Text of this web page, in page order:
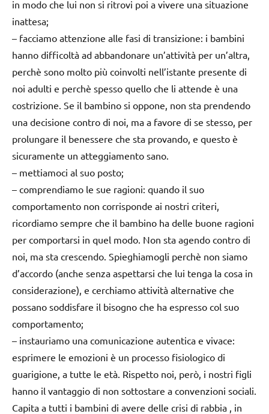
in modo che lui non si ritrovi poi a vivere una situazione
inattesa;
– facciamo attenzione alle fasi di transizione: i bambini
hanno difficoltà ad abbandonare un’attività per un’altra,
perchè sono molto più coinvolti nell’istante presente di
noi adulti e perchè spesso quello che li attende è una
costrizione. Se il bambino si oppone, non sta prendendo
una decisione contro di noi, ma a favore di se stesso, per
prolungare il benessere che sta provando, e questo è
sicuramente un atteggiamento sano.
– mettiamoci al suo posto;
– comprendiamo le sue ragioni: quando il suo
comportamento non corrisponde ai nostri criteri,
ricordiamo sempre che il bambino ha delle buone ragioni
per comportarsi in quel modo. Non sta agendo contro di
noi, ma sta crescendo. Spieghiamogli perchè non siamo
d’accordo (anche senza aspettarsi che lui tenga la cosa in
considerazione), e cerchiamo attività alternative che
possano soddisfare il bisogno che ha espresso col suo
comportamento;
– instauriamo una comunicazione autentica e vivace:
esprimere le emozioni è un processo fisiologico di
guarigione, a tutte le età. Rispetto noi, però, i nostri figli
hanno il vantaggio di non sottostare a convenzioni sociali.
Capita a tutti i bambini di avere delle crisi di rabbia , in